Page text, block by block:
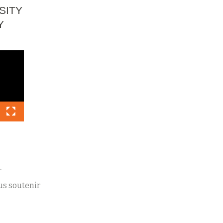
soutenir